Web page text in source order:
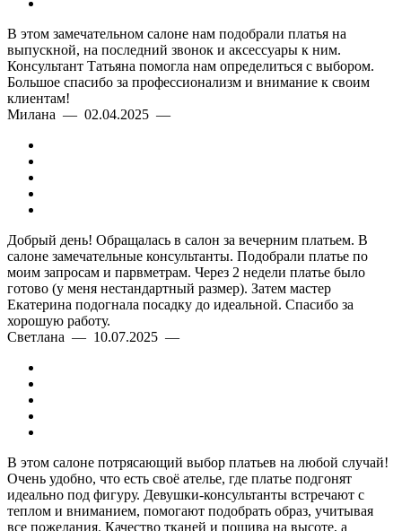
В этом замечательном салоне нам подобрали платья на
выпускной, на последний звонок и аксессуары к ним.
Консультант Татьяна помогла нам определиться с выбором.
Большое спасибо за профессионализм и внимание к своим
клиентам!
Милана — 02.04.2025 —
Добрый день! Обращалась в салон за вечерним платьем. В
салоне замечательные консультанты. Подобрали платье по
моим запросам и парвметрам. Через 2 недели платье было
готово (у меня нестандартный размер). Затем мастер
Екатерина подогнала посадку до идеальной. Спасибо за
хорошую работу.
Светлана — 10.07.2025 —
В этом салоне потрясающий выбор платьев на любой случай!
Очень удобно, что есть своё ателье, где платье подгонят
идеально под фигуру. Девушки-консультанты встречают с
теплом и вниманием, помогают подобрать образ, учитывая
все пожелания. Качество тканей и пошива на высоте, а